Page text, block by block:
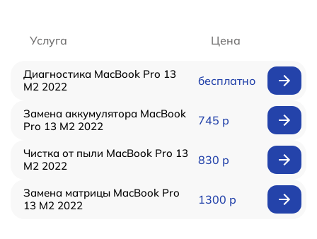
Услуга Цена
Диагностика MacBook Pro 13
M2 2022
бесплатно
Замена аккумулятора MacBook
Pro 13 M2 2022
745 р
Чистка от пыли MacBook Pro 13
M2 2022
830 р
Замена матрицы MacBook Pro
13 M2 2022
1300 р